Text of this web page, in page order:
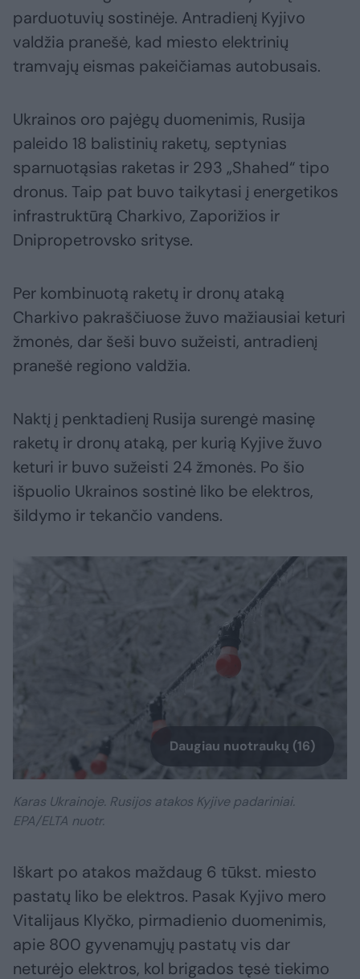
parduotuvių sostinėje. Antradienį Kyjivo
valdžia pranešė, kad miesto elektrinių
tramvajų eismas pakeičiamas autobusais.
Ukrainos oro pajėgų duomenimis, Rusija
paleido 18 balistinių raketų, septynias
sparnuotąsias raketas ir 293 „Shahed“ tipo
dronus. Taip pat buvo taikytasi į energetikos
infrastruktūrą Charkivo, Zaporižios ir
Dnipropetrovsko srityse.
Per kombinuotą raketų ir dronų ataką
Charkivo pakraščiuose žuvo mažiausiai keturi
žmonės, dar šeši buvo sužeisti, antradienį
pranešė regiono valdžia.
Naktį į penktadienį Rusija surengė masinę
raketų ir dronų ataką, per kurią Kyjive žuvo
keturi ir buvo sužeisti 24 žmonės. Po šio
išpuolio Ukrainos sostinė liko be elektros,
šildymo ir tekančio vandens.
Daugiau nuotraukų (16)
Karas Ukrainoje. Rusijos atakos Kyjive padariniai.
EPA/ELTA nuotr.
Iškart po atakos maždaug 6 tūkst. miesto
pastatų liko be elektros. Pasak Kyjivo mero
Vitalijaus Klyčko, pirmadienio duomenimis,
apie 800 gyvenamųjų pastatų vis dar
neturėjo elektros, kol brigados tęsė tiekimo